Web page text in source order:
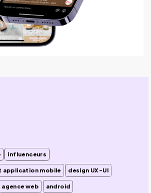
influenceurs
application mobile design UX-UI
agence web android